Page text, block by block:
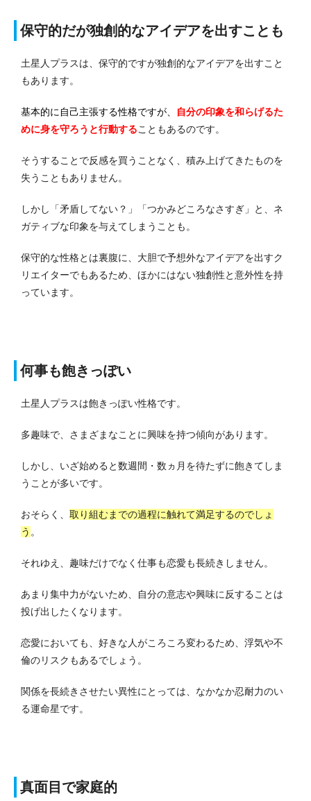
保守的だが独創的なアイデアを出すことも
土星人プラスは、保守的ですが独創的なアイデアを出すこと
もあります。
基本的に自己主張する性格ですが、
自分の印象を和らげるた
めに身を守ろうと行動することもあるのです。
そうすることで反感を買うことなく、積み上げてきたものを
失うこともありません。
しかし「矛盾してない？」「つかみどころなさすぎ」と、ネ
ガティブな印象を与えてしまうことも。
保守的な性格とは裏腹に、大胆で予想外なアイデアを出すク
リエイターでもあるため、ほかにはない独創性と意外性を持
っています。
何事も飽きっぽい
土星人プラスは飽きっぽい性格です。
多趣味で、さまざまなことに興味を持つ傾向があります。
しかし、いざ始めると数週間・数ヵ月を待たずに飽きてしま
うことが多いです。
おそらく、 取り組むまでの過程に触れて満足するのでしょ
う 。
それゆえ、趣味だけでなく仕事も恋愛も長続きしません。
あまり集中力がないため、自分の意志や興味に反することは
投げ出したくなります。
恋愛においても、好きな人がころころ変わるため、浮気や不
倫のリスクもあるでしょう。
関係を長続きさせたい異性にとっては、なかなか忍耐力のい
る運命星です。
真面目で家庭的